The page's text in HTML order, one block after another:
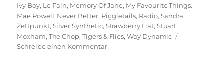
am
Ivy Boy, Le Pain, Memory Of Jane, My Favourite Things.
Mae Powell, Never Better, Piggietails, Radio,Sandra
Zettpunkt,Silver Synthetic,Strawberry Hat,Stuart
Moxham,The Chop,Tigers & Flies,Way Dynamic
Schreibe einen Kommentarzu